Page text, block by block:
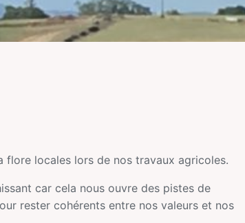
flore locales lors de nos travaux agricoles.
car cela nous ouvre des pistes de
rester cohérents entre nos valeurs et nos